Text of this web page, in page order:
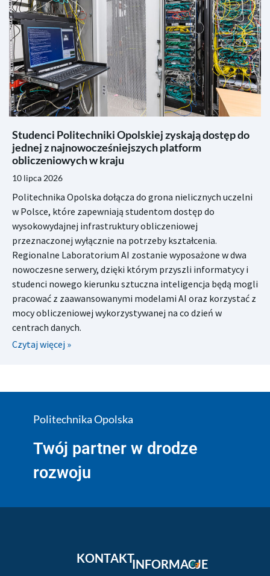
Studenci Politechniki Opolskiej zyskają dostęp do
jednej z najnowocześniejszych platform
obliczeniowych w kraju
10 lipca 2026
Politechnika Opolska dołącza do grona nielicznych uczelni
w Polsce, które zapewniają studentom dostęp do
wysokowydajnej infrastruktury obliczeniowej
przeznaczonej wyłącznie na potrzeby kształcenia.
Regionalne Laboratorium AI zostanie wyposażone w dwa
nowoczesne serwery, dzięki którym przyszli informatycy i
studenci nowego kierunku sztuczna inteligencja będą mogli
pracować z zaawansowanymi modelami AI oraz korzystać z
mocy obliczeniowej wykorzystywanej na co dzień w
centrach danych.
Czytaj więcej »
Politechnika Opolska
Twój partner w drodze
rozwoju
KONTAKTINFORMACJE